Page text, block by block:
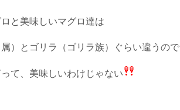
と美味しいマグロ達は
）とゴリラ（ゴリラ族）ぐらい違うので
て、美味しいわけじゃない